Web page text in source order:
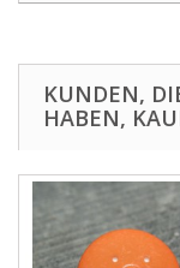
KUNDEN,
HABEN,